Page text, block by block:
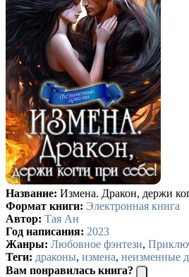
Название: Измена. Дракон, держи
Формат книги: Электронная книга
Автор: Тая Ан
Год написания: 2023
Жанры: Любовное фэнтези,
Теги: драконы, измена, неизменные
Вам понравилась книга?